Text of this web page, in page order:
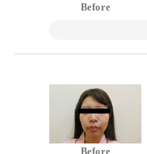
Before
Before